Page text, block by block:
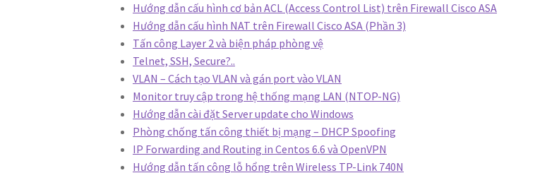
Hướng dẫn cấu hình cơ bản ACL (Access Control List) trên Firewall Cisco ASA
Hướng dẫn cấu hình NAT trên Firewall Cisco ASA (Phần 3)
Tấn công Layer 2 và biện pháp phòng vệ
Telnet, SSH, Secure?..
VLAN – Cách tạo VLAN và gán port vào VLAN
Monitor truy cập trong hệ thống mạng LAN (NTOP-NG)
Hướng dẫn cài đặt Server update cho Windows
Phòng chống tấn công thiết bị mạng – DHCP Spoofing
IP Forwarding and Routing in Centos 6.6 và OpenVPN
Hướng dẫn tấn công lỗ hổng trên Wireless TP-Link 740N